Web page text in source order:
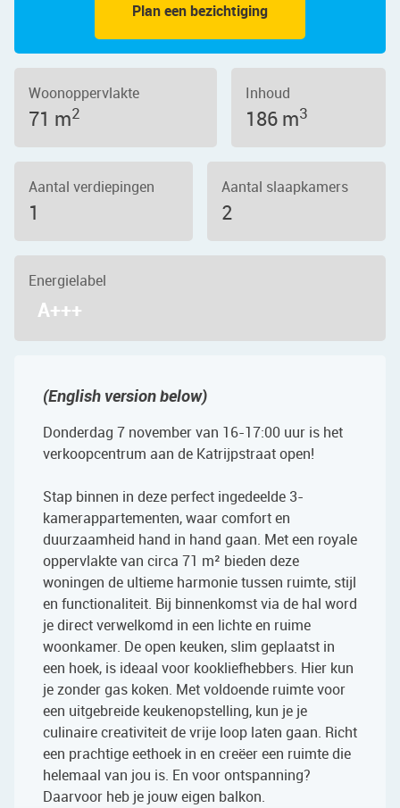
Plan een bezichtiging
Woonoppervlakte
71 m2
Inhoud
186 m3
Aantal verdiepingen
1
Aantal slaapkamers
2
Energielabel
A+++
(English version below)
Donderdag 7 november van 16-17:00 uur is het
verkoopcentrum aan de Katrijpstraat open!
Stap binnen in deze perfect ingedeelde 3-
kamerappartementen, waar comfort en
duurzaamheid hand in hand gaan. Met een royale
oppervlakte van circa 71 m² bieden deze
woningen de ultieme harmonie tussen ruimte, stijl
en functionaliteit. Bij binnenkomst via de hal word
je direct verwelkomd in een lichte en ruime
woonkamer. De open keuken, slim geplaatst in
een hoek, is ideaal voor kookliefhebbers. Hier kun
je zonder gas koken. Met voldoende ruimte voor
een uitgebreide keukenopstelling, kun je je
culinaire creativiteit de vrije loop laten gaan. Richt
een prachtige eethoek in en creëer een ruimte die
helemaal van jou is. En voor ontspanning?
Daarvoor heb je jouw eigen balkon.